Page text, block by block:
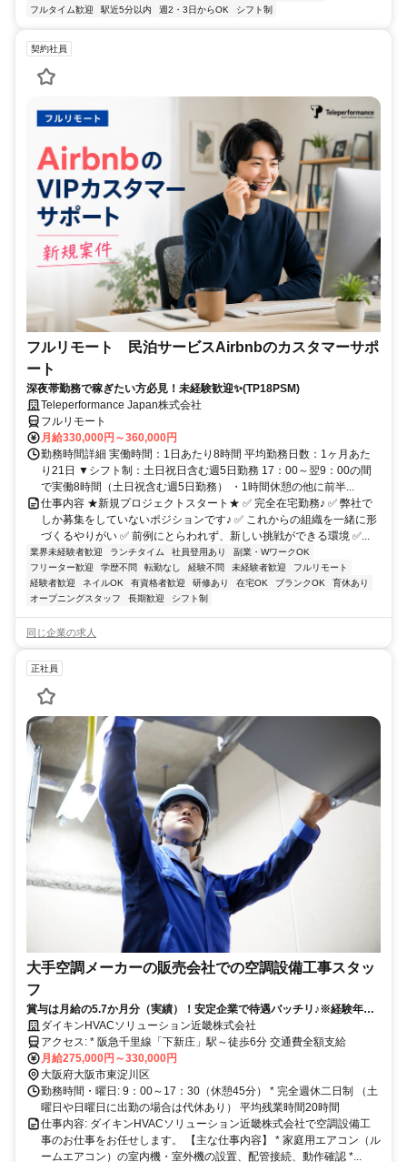
フルタイム歓迎
駅近5分以内 週2・3日からOK シフト制
契約社員
フルリモート 民泊サービスAirbnbのカスタマーサポ
ート
深夜帯勤務で稼ぎたい方必見！未経験歓迎✨(TP18PSM)
Teleperformance Japan株式会社
フルリモート
月給330,000円～360,000円
勤務時間詳細 実働時間：1日あたり8時間 平均勤務日数：1ヶ月あた
り21日 ▼シフト制：土日祝日含む週5日勤務 17：00～翌9：00の間
で実働8時間（土日祝含む週5日勤務） ・1時間休憩の他に前半...
仕事内容 ★新規プロジェクトスタート★ ✅ 完全在宅勤務♪ ✅ 弊社で
しか募集をしていないポジションです♪ ✅ これからの組織を一緒に形
づくるやりがい ✅ 前例にとらわれず、新しい挑戦ができる環境 ✅...
業界未経験者歓迎 ランチタイム 社員登用あり
副業・WワークOK
フリーター歓迎
学歴不問 転勤なし 経験不問 未経験者歓迎
フルリモート
経験者歓迎
ネイルOK 有資格者歓迎 研修あり 在宅OK ブランクOK
育休あり
オープニングスタッフ
長期歓迎 シフト制
同じ企業の求人
正社員
大手空調メーカーの販売会社での空調設備工事スタッ
フ
賞与は月給の5.7か月分（実績）！安定企業で待遇バッチリ♪※経験年数5
年以上必須
ダイキンHVACソリューション近畿株式会社
アクセス: * 阪急千里線「下新庄」駅～徒歩6分 交通費全額支給
月給275,000円～330,000円
大阪府大阪市東淀川区
勤務時間・曜日: 9：00～17：30（休憩45分） * 完全週休二日制 （土
曜日や日曜日に出勤の場合は代休あり） 平均残業時間20時間
仕事内容: ダイキンHVACソリューション近畿株式会社で空調設備工
事のお仕事をお任せします。 【主な仕事内容】 * 家庭用エアコン（ル
ームエアコン）の室内機・室外機の設置、配管接続、動作確認 *...